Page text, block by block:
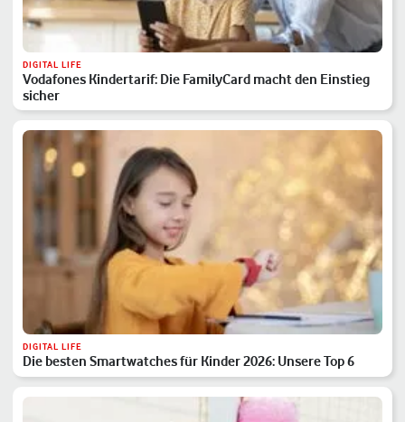
DIGITAL LIFE
Vodafones Kindertarif: Die FamilyCard macht den Einstieg
sicher
DIGITAL LIFE
Die besten Smartwatches für Kinder 2026: Unsere Top 6